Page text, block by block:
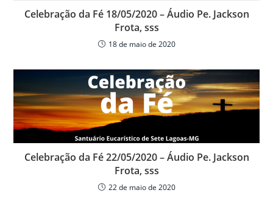
Celebração da Fé 18/05/2020 – Áudio Pe. Jackson
Frota, sss
18 de maio de 2020
Celebração da Fé 22/05/2020 – Áudio Pe. Jackson
Frota, sss
22 de maio de 2020